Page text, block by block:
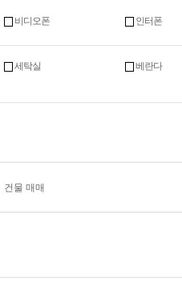
비디오폰 인터폰
세탁실
베란다
건물 매매